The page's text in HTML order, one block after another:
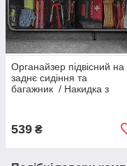
Органайзер підвісний на
заднє сидіння та
багажник / Накидка з
539 ₴